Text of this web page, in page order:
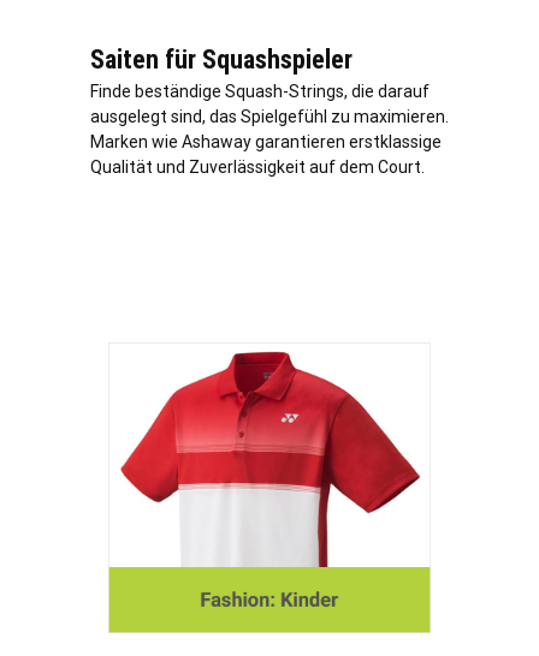
Saiten für Squashspieler
Finde beständige Squash-Strings, die darauf
ausgelegt sind, das Spielgefühl zu maximieren.
Marken wie Ashaway garantieren erstklassige
Qualität und Zuverlässigkeit auf dem Court.